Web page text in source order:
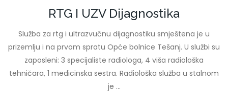
RTG I UZV Dijagnostika
Služba za rtg i ultrazvučnu dijagnostiku smještena je u
prizemlju i na prvom spratu Opće bolnice Tešanj. U službi su
zaposleni: 3 specijaliste radiologa, 4 viša radiološka
tehničara, 1 medicinska sestra. Radiološka služba u stalnom
je ...